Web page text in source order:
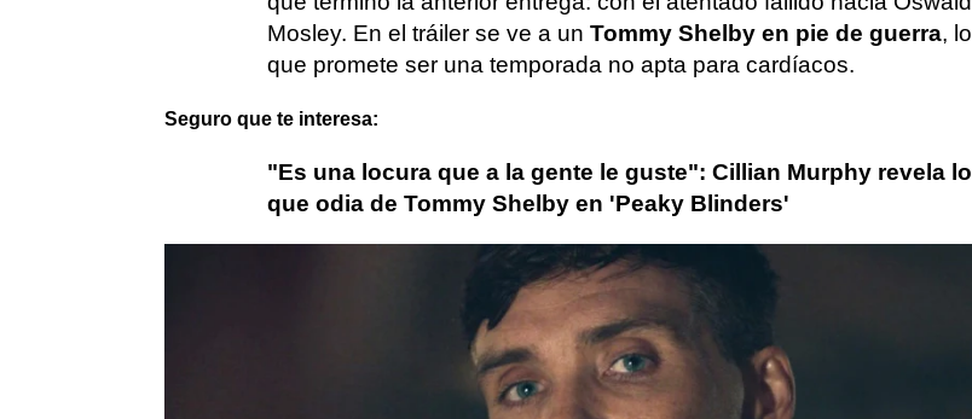
Mosley. En el tráiler se ve a un Tommy Shelby en pie de guerra, lo
que promete ser una temporada no apta para cardíacos.
Seguro que te interesa:
"Es una locura que a la gente le guste": Cillian Murphy revela lo
que odia de Tommy Shelby en 'Peaky Blinders'
Cillian Murphy